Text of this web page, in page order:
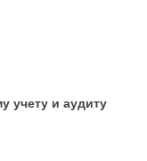
учету и аудиту